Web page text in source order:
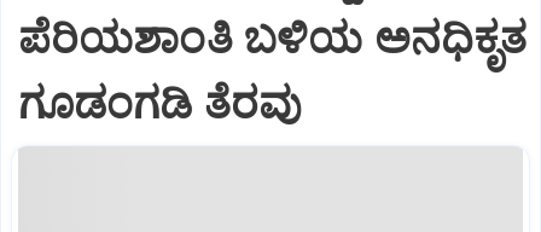
ಪೆರಿಯಶಾಂತಿ ಬಳಿಯ ಅನಧಿಕೃತ
ಗೂಡಂಗಡಿ ತೆರವು